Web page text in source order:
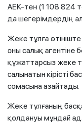
АЕК-тен (1 108 824
да шегерімдердің
Жеке тұлға
оны салық агентіне
құжаттарсыз жеке
салынатын кірісті
сомасына азайтады.
Жеке тұлғаның
қолдануы мұндай